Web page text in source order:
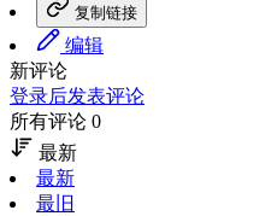
复制链接
编辑
新评论
登录后发表评论
所有评论 0
最新
最新
最旧